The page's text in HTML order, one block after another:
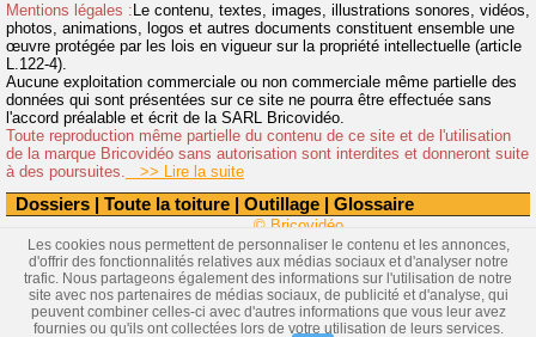
Dossiers | Toute la toiture | Outillage | Glossaire
Mentions légales : Le contenu, textes, images, illustrations sonores, vidéos,
photos, animations, logos et autres documents constituent ensemble une
œuvre protégée par les lois en vigueur sur la propriété intellectuelle (article
L.122-4).
Aucune exploitation commerciale ou non commerciale même partielle des
données qui sont présentées sur ce site ne pourra être effectuée sans
l'accord préalable et écrit de la SARL Bricovidéo.
Toute reproduction même partielle du contenu de ce site et de l'utilisation
de la marque Bricovidéo sans autorisation sont interdites et donneront suite
à des poursuites. >> Lire la suite
© Bricovidéo
Les cookies nous permettent de personnaliser le contenu et les annonces,
d'offrir des fonctionnalités relatives aux médias sociaux et d'analyser notre
trafic. Nous partageons également des informations sur l'utilisation de notre
site avec nos partenaires de médias sociaux, de publicité et d'analyse, qui
peuvent combiner celles-ci avec d'autres informations que vous leur avez
fournies ou qu'ils ont collectées lors de votre utilisation de leurs services.